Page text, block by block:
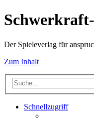
Der Spieleverlag für
Zum Inhalt
Schnellzugriff